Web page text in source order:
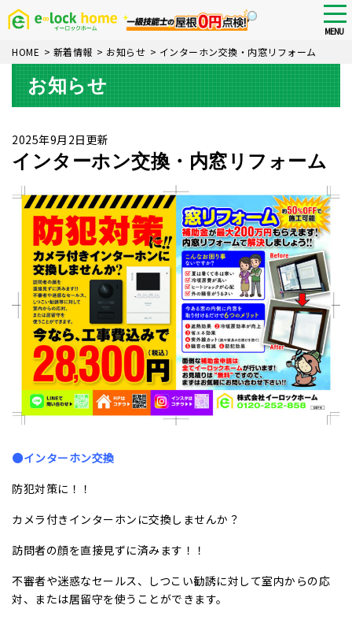
Skip
content
MENU
HOME > 新着情報 > お知らせ > インターホン交換・内窓リフォーム
お知らせ
2025年9月2日更新
インターホン交換・内窓リフォーム
●インターホン交換
防犯対策に！！
カメラ付きインターホンに交換しませんか？
訪問者の顔を直接見ずに済みます！！
不審者や迷惑なセールス、しつこい勧誘に対して室内からの応
対、または居留守を使うことができます。